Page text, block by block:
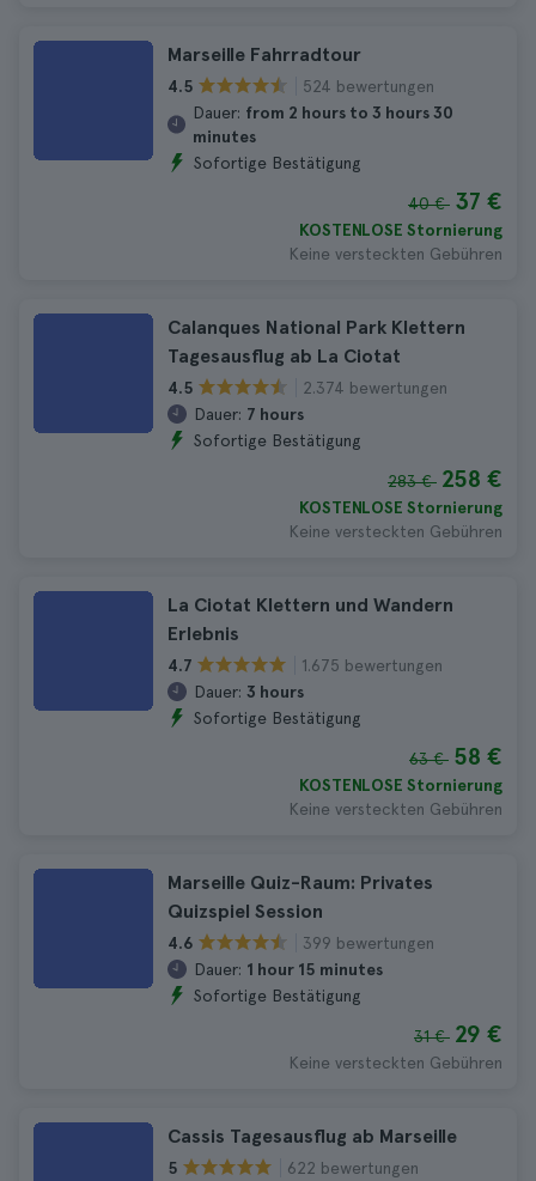
Marseille Fahrradtour
4.5
524 bewertungen
Dauer: from 2 hours to 3 hours 30
minutes
Sofortige Bestätigung
40 € 37 €
KOSTENLOSE Stornierung
Keine versteckten Gebühren
Calanques National Park Klettern
Tagesausflug ab La Ciotat
4.5
2.374 bewertungen
Dauer: 7 hours
Sofortige Bestätigung
283 € 258 €
KOSTENLOSE Stornierung
Keine versteckten Gebühren
La Ciotat Klettern und Wandern
Erlebnis
4.7
1.675 bewertungen
Dauer: 3 hours
Sofortige Bestätigung
63 € 58 €
KOSTENLOSE Stornierung
Keine versteckten Gebühren
Marseille Quiz-Raum: Privates
Quizspiel Session
4.6
399 bewertungen
Dauer: 1 hour 15 minutes
Sofortige Bestätigung
31 € 29 €
Keine versteckten Gebühren
Cassis Tagesausflug ab Marseille
5
622 bewertungen